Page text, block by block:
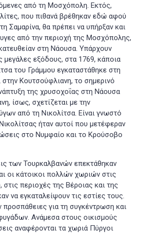
από τη Μοσχόπολη. Εκτός,
που πιθανά βρέθηκαν εδώ αφού
Σαμαρίνα, θα πρέπει να υπήρξαν και
από την περιοχή της Μοσχόπολης,
στη Νάουσα. Υπάρχουν
εξόδους, στα 1769, κάποια
του Γράμμου εγκαταστάθηκε στη
Κουτσούφλιανη, το σημερινό
της χρυσοχοΐας στη Νάουσα
ίσως, σχετίζεται με την
από τη Νικολίτσα. Είναι γνωστό
ήταν αυτοί που μετέφεραν
στο Νυμφαίο και το Κρούσοβο
των Τουρκαλβανών επεκτάθηκαν
οι κάτοικοι πολλών χωριών στις
στις περιοχές της Βέροιας και της
να εγκαταλείψουν τις εστίες τους.
προσπάθειες για τη συγκέντρωση και
Ανάμεσα στους οικισμούς
αναφέρονται τα χωριά Πύργοι